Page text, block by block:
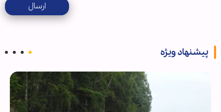
ارسال
پیشنهاد ویژه